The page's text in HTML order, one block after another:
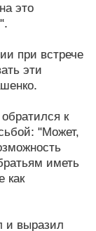
это
при встрече
эти
к
"Может,
иметь
как
и выразил